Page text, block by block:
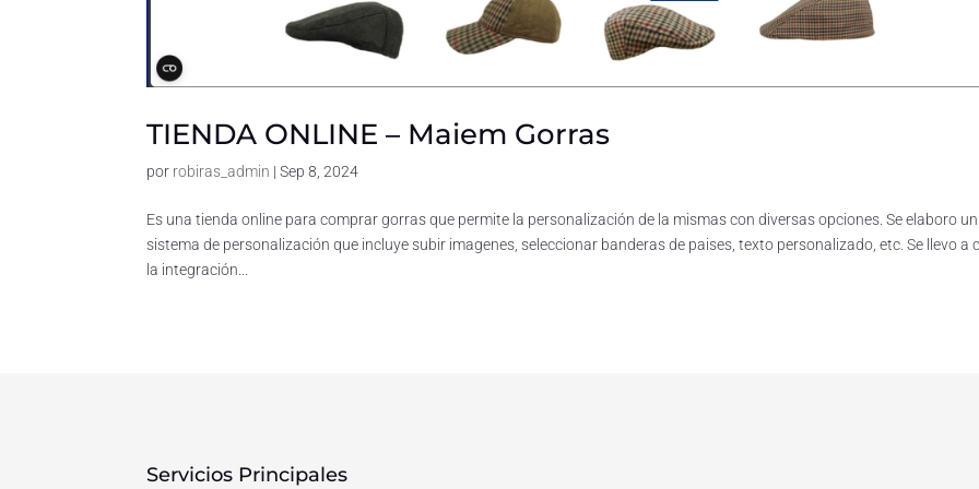
TIENDA ONLINE – Maiem Gorras
por robiras_admin |Sep 8, 2024
Es una tienda online para comprar gorras que permite la personalización de la mismas con diversas opciones. Se elaboro un
sistema de personalización que incluye subir imagenes, seleccionar banderas de paises, texto personalizado, etc. Se llevo a
la integración...
Servicios Principales